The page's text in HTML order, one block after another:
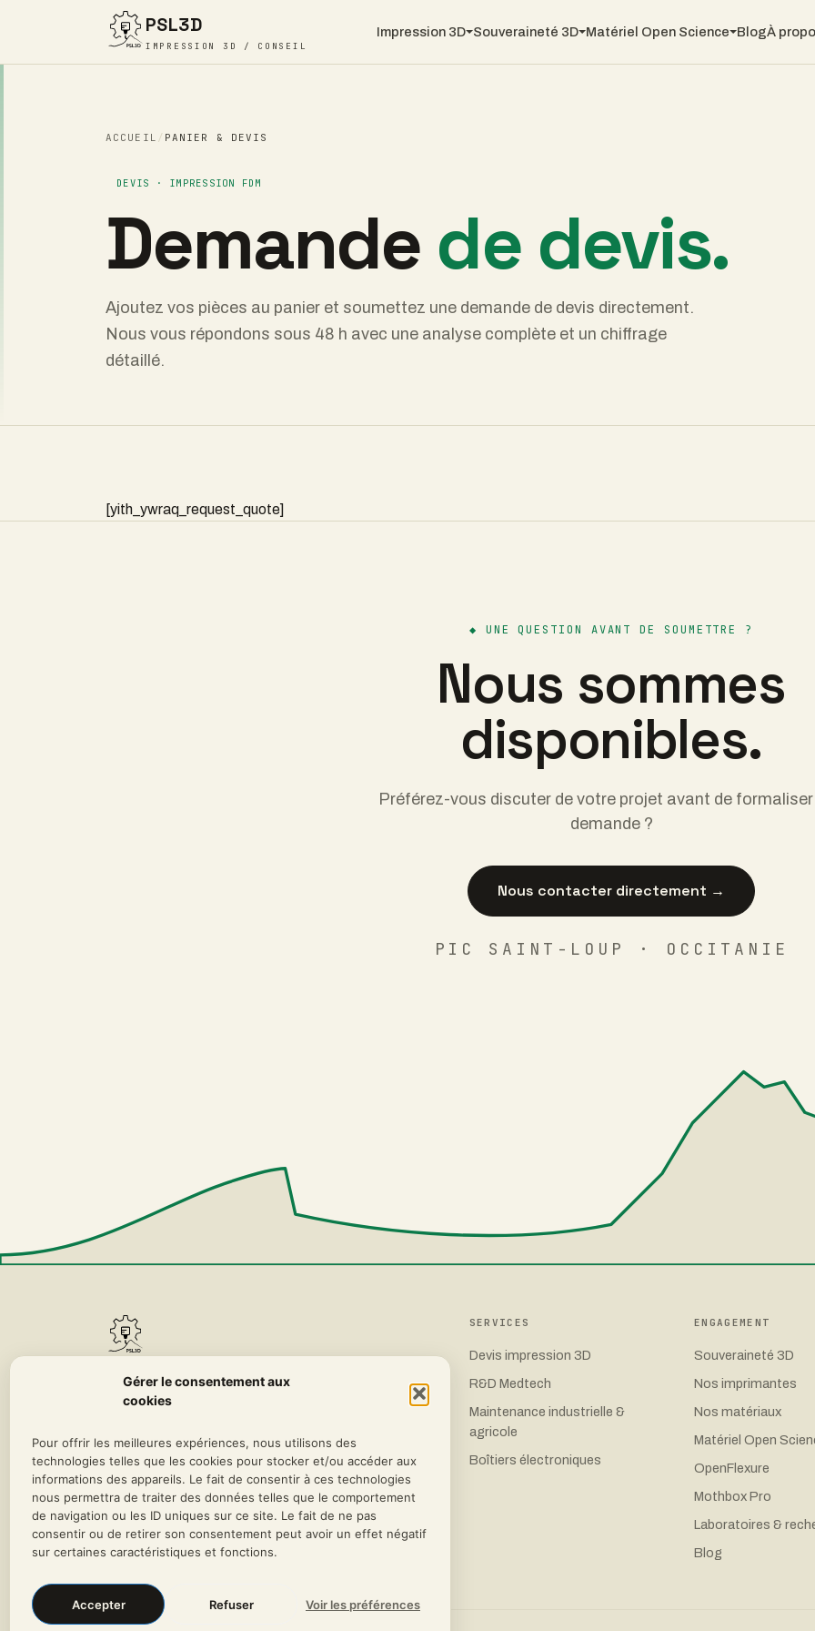
Gérer le consentement aux
cookies
Pour offrir les meilleures expériences, nous utilisons des
technologies telles que les cookies pour stocker et/ou accéder aux
informations des appareils. Le fait de consentir à ces technologies
nous permettra de traiter des données telles que le comportement
de navigation ou les ID uniques sur ce site. Le fait de ne pas
consentir ou de retirer son consentement peut avoir un effet négatif
sur certaines caractéristiques et fonctions.
Accepter Refuser Voir les préférences
PSL3D
IMPRESSION 3D / CONSEIL
Impression 3D Souveraineté 3D Matériel Open Science BlogÀ
ACCUEIL / PANIER & DEVIS
DEVIS · IMPRESSION FDM
Demande de devis.
Ajoutez vos pièces au panier et soumettez une demande de devis directement.
Nous vous répondons sous 48 h avec une analyse complète et un chiffrage
détaillé.
[yith_ywraq_request_quote]
◆ UNE QUESTION AVANT DE SOUMETTRE ?
Nous sommes
disponibles.
Préférez-vous discuter de votre projet avant de formaliser
demande ?
Nous contacter directement →
PIC SAINT-LOUP · OCCITANIE
PSL3D
INGÉNIERIE ADDITIVE & SYSTÈMES EMBARQUÉS
FACTURATION CHORUS PRO
SERVICES
Devis impression 3D
R&D Medtech
Maintenance industrielle &
agricole
Boîtiers électroniques
ENGAGEMENT
Souveraineté 3D
Nos imprimantes
Nos matériaux
Matériel Open
OpenFlexure
Mothbox Pro
Laboratoires &
Blog